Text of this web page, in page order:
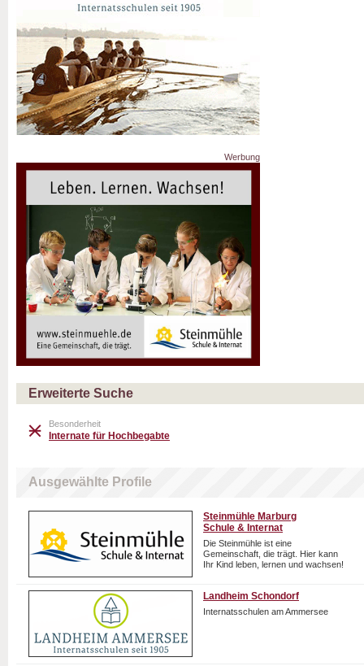
Werbung
Erweiterte Suche
Besonderheit
Internate für Hochbegabte
Ausgewählte Profile
Steinmühle Marburg
Schule & Internat
Die Steinmühle ist eine
Gemeinschaft, die trägt. Hier kann
Ihr Kind leben, lernen und wachsen!
Landheim Schondorf
Internatsschulen am Ammersee